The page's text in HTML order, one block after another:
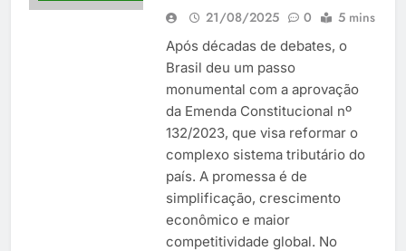
21/08/2025 0 5 mins
Após décadas de debates, o
Brasil deu um passo
monumental com a aprovação
da Emenda Constitucional nº
132/2023, que visa reformar o
complexo sistema tributário do
país. A promessa é de
simplificação, crescimento
econômico e maior
competitividade global. No